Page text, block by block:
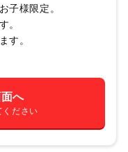
子様限定。
。
す。
へ
ださい